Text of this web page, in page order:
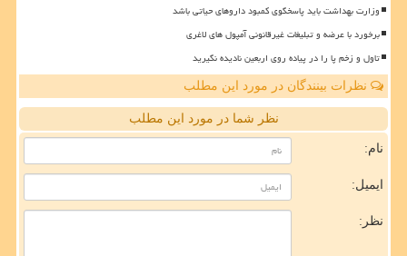
وزارت بهداشت باید پاسخگوی کمبود داروهای حیاتی باشد
برخورد با عرضه و تبلیغات غیرقانونی آمپول های لاغری
تاول و زخم پا را در پیاده روی اربعین نادیده نگیرید
نظرات بینندگان در مورد این مطلب
نظر شما در مورد این مطلب
نام:
ایمیل:
نظر: